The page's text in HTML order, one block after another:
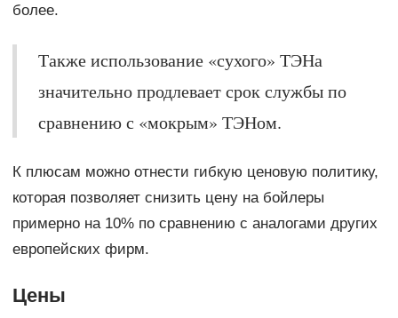
более.
Также использование «сухого» ТЭНа
значительно продлевает срок службы по
сравнению с «мокрым» ТЭНом.
К плюсам можно отнести гибкую ценовую политику,
которая позволяет снизить цену на бойлеры
примерно на 10% по сравнению с аналогами других
европейских фирм.
Цены